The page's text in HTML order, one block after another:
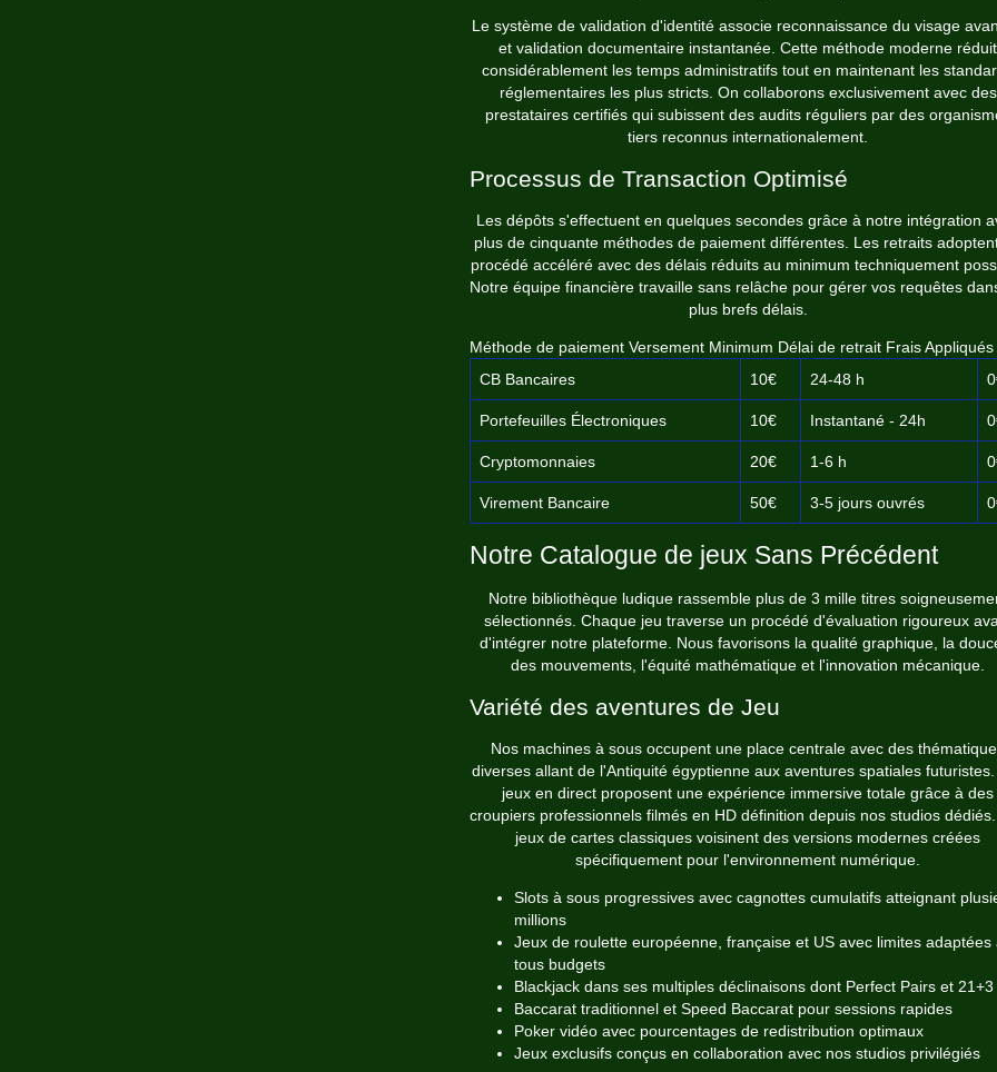
Le système de validation d'identité associe reconnaissance du visage
et validation documentaire instantanée. Cette méthode moderne réduit
considérablement les temps administratifs tout en maintenant les
réglementaires les plus stricts. On collaborons exclusivement avec des
prestataires certifiés qui subissent des audits réguliers par des
tiers reconnus internationalement.
Processus de Transaction Optimisé
Les dépôts s'effectuent en quelques secondes grâce à notre intégration
plus de cinquante méthodes de paiement différentes. Les retraits
procédé accéléré avec des délais réduits au minimum techniquement
Notre équipe financière travaille sans relâche pour gérer vos requêtes
plus brefs délais.
Méthode de paiement Versement Minimum Délai de retrait Frais Appliqués
CB Bancaires
10€ 24-48 h
Portefeuilles Électroniques 10€ Instantané - 24h
Cryptomonnaies 20€ 1-6 h
Virement Bancaire 50€ 3-5 jours ouvrés
Notre Catalogue de jeux Sans Précédent
Notre bibliothèque ludique rassemble plus de 3 mille titres
sélectionnés. Chaque jeu traverse un procédé d'évaluation rigoureux
d'intégrer notre plateforme. Nous favorisons la qualité graphique, la
des mouvements, l'équité mathématique et l'innovation mécanique.
Variété des aventures de Jeu
Nos machines à sous occupent une place centrale avec des
diverses allant de l'Antiquité égyptienne aux aventures spatiales
jeux en direct proposent une expérience immersive totale grâce à des
croupiers professionnels filmés en HD définition depuis nos studios
jeux de cartes classiques voisinent des versions modernes créées
spécifiquement pour l'environnement numérique.
Slots à sous progressives avec cagnottes cumulatifs atteignant
millions
Jeux de roulette européenne, française et US avec limites adaptées
tous budgets
Blackjack dans ses multiples déclinaisons dont Perfect Pairs et 21+3
Baccarat traditionnel et Speed Baccarat pour sessions rapides
Poker vidéo avec pourcentages de redistribution optimaux
Jeux exclusifs conçus en collaboration avec nos studios privilégiés